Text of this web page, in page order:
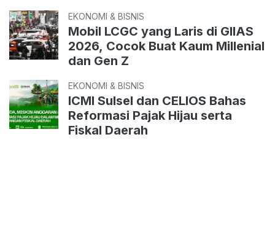
EKONOMI & BISNIS
Mobil LCGC yang Laris di GIIAS
2026, Cocok Buat Kaum Millenial
dan Gen Z
EKONOMI & BISNIS
ICMI Sulsel dan CELIOS Bahas
Reformasi Pajak Hijau serta
Fiskal Daerah